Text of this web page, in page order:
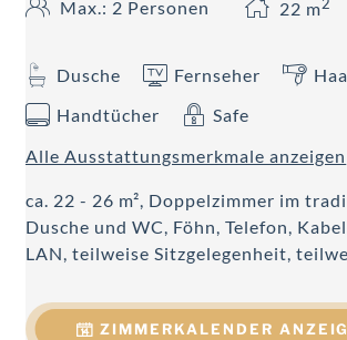
Max.: 2 Personen 22 m
Dusche Fernseher
Handtücher
Safe
Alle Ausstattungsmerkmale anzeigen
ca. 22 - 26 m², Doppelzimmer im
Dusche und WC, Föhn, Telefon,
LAN, teilweise Sitzgelegenheit,
ZIMMERKALENDER